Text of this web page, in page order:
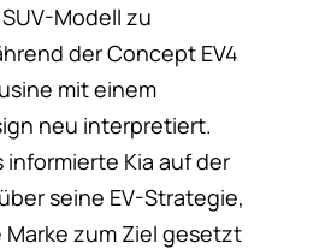
Modell zu
der Concept EV4
mit einem
neu interpretiert.
informierte Kia auf der
seine EV-Strategie,
Marke zum Ziel gesetzt